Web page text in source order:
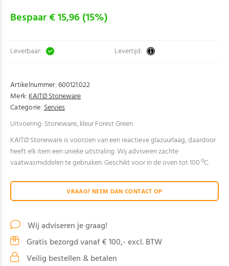
Bespaar € 15,96 (15%)
Leverbaar: Levertijd:
Artikelnummer:600121.022
Merk:KAITØ Stoneware
Categorie:Servies
Uitvoering: Stoneware, kleur Forest Green.
KAITØ Stoneware is voorzien van een reactieve glazuurlaag, daardoor
heeft elk item een unieke uitstraling. Wij adviseren zachte
vaatwasmiddelen te gebruiken. Geschikt voor in de oven tot 100 ºC.
VRAAG? NEEM DAN CONTACT OP
Wij adviseren je graag!
Gratis bezorgd vanaf € 100,- excl. BTW
Veilig bestellen & betalen